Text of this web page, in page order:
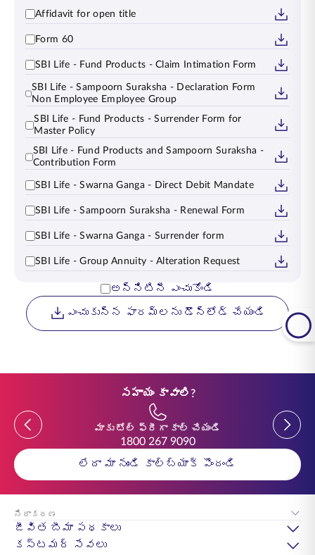
Affidavit for open title
Form 60
SBI Life - Fund Products - Claim Intimation Form
SBI Life - Sampoorn Suraksha - Declaration Form
Non Employee Employee Group
SBI Life - Fund Products - Surrender Form for
Master Policy
SBI Life - Fund Products and Sampoorn Suraksha -
Contribution Form
SBI Life - Swarna Ganga - Direct Debit Mandate
SBI Life - Sampoorn Suraksha - Renewal Form
SBI Life - Swarna Ganga - Surrender form
SBI Life - Group Annuity - Alteration Request
ఎంచుకున్న ఫారమ్‌లను డౌన్లోడ్ చేయండి
అన్నిటినీ ఎంచుకోండి
సహాయం కావాలి?
Previous
మాకు టోల్ ఫ్రీగా కాల్ చేయండి
1800 267 9090
Previous
లేదా మా నుండి కాల్‌బ్యాక్ పొందండి
నిరాకరణ
జీవిత బీమా పథకాలు
కస్టమర్ సేవలు